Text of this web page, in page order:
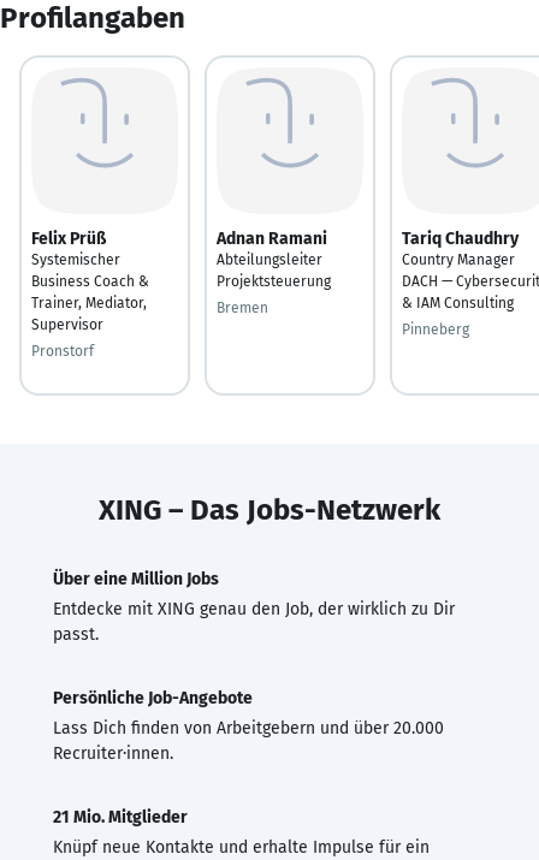
Profilangaben
Felix Prüß
Systemischer
Business Coach &
Trainer, Mediator,
Supervisor
Pronstorf
Adnan Ramani
Abteilungsleiter
Projektsteuerung
Bremen
Tariq Chaudhry
Country Manager
DACH —
& IAM Consulting
Pinneberg
XING – Das Jobs-Netzwerk
Über eine Million Jobs
Entdecke mit XING genau den Job, der wirklich zu Dir
passt.
Persönliche Job-Angebote
Lass Dich finden von Arbeitgebern und über 20.000
Recruiter·innen.
21 Mio. Mitglieder
Knüpf neue Kontakte und erhalte Impulse für ein